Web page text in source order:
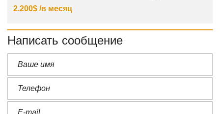
2.200$ /в месяц
Написать сообщение